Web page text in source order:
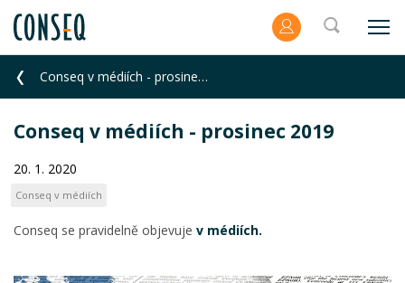
Conseq v médiích - prosinec 2019
Conseq v médiích - prosinec 2019
20. 1. 2020
Conseq v médiích
Conseq se pravidelně objevuje v médiích.